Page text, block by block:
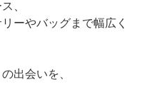
、
ーやバッグまで幅広く
出会いを、